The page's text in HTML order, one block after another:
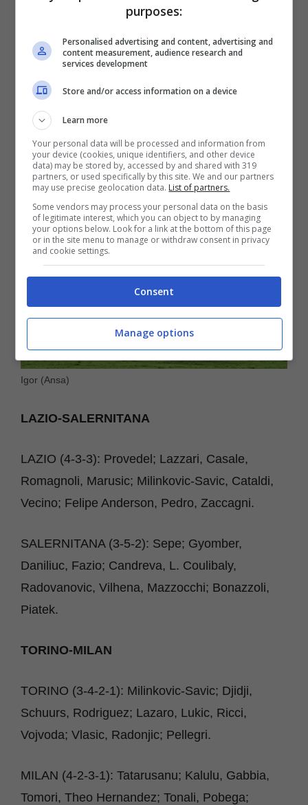
Kiwior, Nikolaou; Ekdal, Bourabia; Holm,
Agudelo, Gyasi; Nzola.
FIORENTINA (4-3-3): Terracciano; Dodò,
Bonaventura, Amrabat, Mandragora; Ikoné,
Jovic, Kouamé.
Igor (Ansa)
LAZIO-SALERNITANA
LAZIO (4-3-3): Provedel; Lazzari, Casale,
Romagnoli, Marusic; Milinkovic-Savic, Cataldi,
Vecino; Felipe Anderson, Pedro, Zaccagni.
SALERNITANA (3-5-2): Sepe; Gyomber,
Daniliuc, Fazio; Candreva, L. Coulibaly,
Radovanovic, Vilhena, Mazzocchi; Bonazzoli,
Piatek.
TORINO-MILAN
TORINO (3-4-2-1): Milinkovic-Savic; Djidji,
Schuurs, Rodriguez; Lazaro, Lukic, Ricci,
Vojvoda; Vlasic, Radonjic; Pellegri.
MILAN (4-2-3-1): Tatarusanu; Kalulu, Gabbia,
Tomori, Theo Hernandez; Tonali, Pobega;
purposes:
Personalised advertising and content, advertising and
content measurement, audience research and
services development
Store and/or access information on a device
Learn more
Your personal data will be processed and information from
your device (cookies, unique identifiers, and other device
data) may be stored by, accessed by and shared with 319
partners, or used specifically by this site. We and our partners
may use precise geolocation data. List of partners.
Some vendors may process your personal data on the basis
of legitimate interest, which you can object to by managing
your options below. Look for a link at the bottom of this page
or in the site menu to manage or withdraw consent in privacy
and cookie settings.
Consent
Manage options